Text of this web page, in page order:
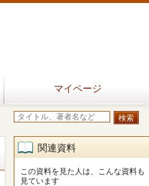
マイページ
関連資料
この資料を見た人は、こんな資料も
見ています